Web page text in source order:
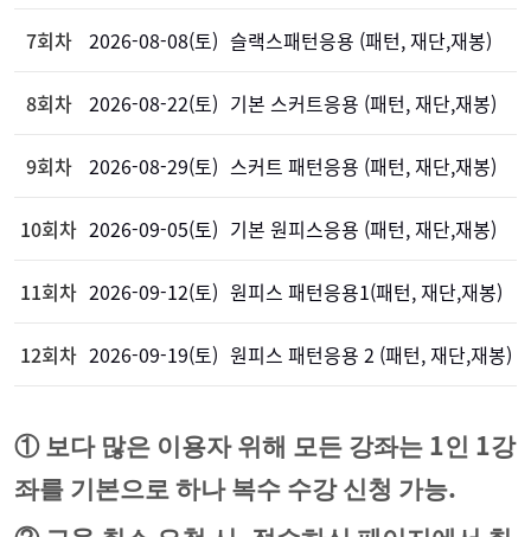
7회차 2026-08-08(토) 슬랙스패턴응용 (패턴, 재단,재봉)
8회차 2026-08-22(토) 기본 스커트응용 (패턴, 재단,재봉)
9회차 2026-08-29(토) 스커트 패턴응용 (패턴, 재단,재봉)
10회차 2026-09-05(토) 기본 원피스응용 (패턴, 재단,재봉)
11회차 2026-09-12(토) 원피스 패턴응용1(패턴, 재단,재봉)
12회차 2026-09-19(토) 원피스 패턴응용 2 (패턴, 재단,재봉)
① 보다 많은 이용자 위해 모든 강좌는 1인 1강
좌를 기본으로 하나 복수 수강 신청 가능.